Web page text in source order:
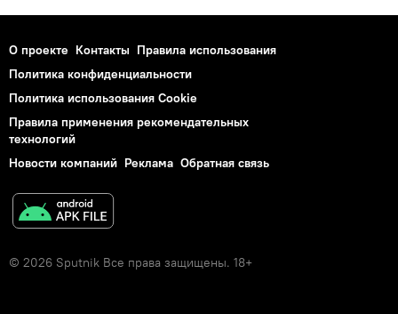
О проекте Контакты Правила использования
Политика конфиденциальности
Политика использования Cookie
Правила применения рекомендательных
технологий
Новости компаний Реклама Обратная связь
© 2026 Sputnik Все права защищены. 18+